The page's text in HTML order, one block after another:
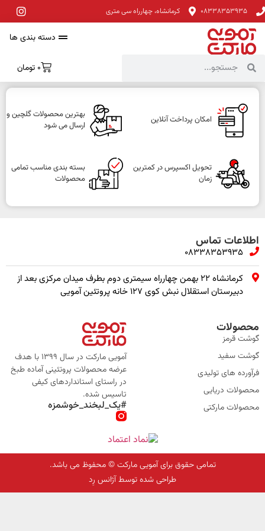
08338353935 کرمانشاه، چهارراه سی متری
دسته بندی ها
0 تومان
امکان پرداخت آنلاین
بهترین محصولات گلچین و
ارسال می شود
تحویل اکسپرس در کمترین
زمان
بسته بندی مناسب تمامی
محصولات
اطلاعات تماس
08338353935
کرمانشاه ۲۲ بهمن چهارراه سیمتری دوم بطرف میدان مرکزی بعد از
دبیرستان استقلال نبش کوی ۱۲۷ خانه پروتئین آمویی
محصولات
گوشت قرمز
گوشت سفید
فرآورده های تولیدی
محصولات دریایی
محصولات مارکتی
آمویی مارکت در سال 1399 با هدف
عرضه محصولات پروتئینی آماده طبخ
در راستای استانداردهای کیفی
تاسیس شده.
#یک_لبخند_خوشمزه
تمامی حقوق برای آمویی مارکت © محفوظ می باشد.
طراحی شده توسط آژانس رِد